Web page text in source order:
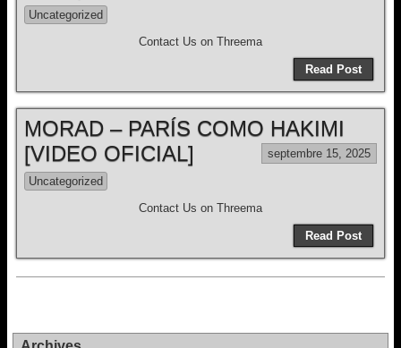
Uncategorized
Contact Us on Threema
Read Post
MORAD – PARÍS COMO HAKIMI
[VIDEO OFICIAL]
septembre 15, 2025
Uncategorized
Contact Us on Threema
Read Post